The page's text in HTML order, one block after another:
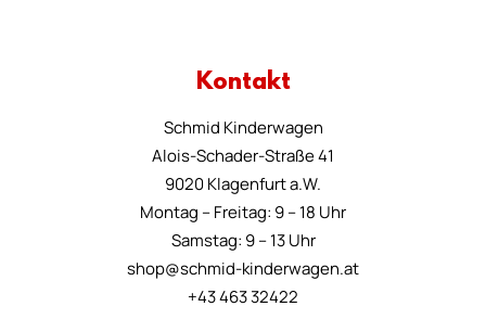
Kontakt
Schmid Kinderwagen
Alois-Schader-Straße 41
9020 Klagenfurt a.W.
Montag – Freitag: 9 – 18 Uhr
Samstag: 9 – 13 Uhr
shop@schmid-kinderwagen.at
+43 463 32422